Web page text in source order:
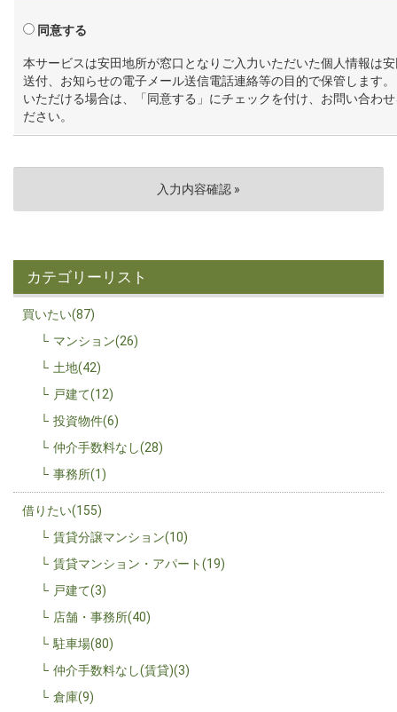
同意する
本サービスは安田地所が窓口となりご入力いただいた個人情報は
送付、お知らせの電子メール送信電話連絡等の目的で保管します
いただける場合は、「同意する」にチェックを付け、お問い合わ
ださい。
カテゴリーリスト
買いたい(87)
マンション(26)
土地(42)
戸建て(12)
投資物件(6)
仲介手数料なし(28)
事務所(1)
借りたい(155)
賃貸分譲マンション(10)
賃貸マンション・アパート(19)
戸建て(3)
店舗・事務所(40)
駐車場(80)
仲介手数料なし(賃貸)(3)
倉庫(9)